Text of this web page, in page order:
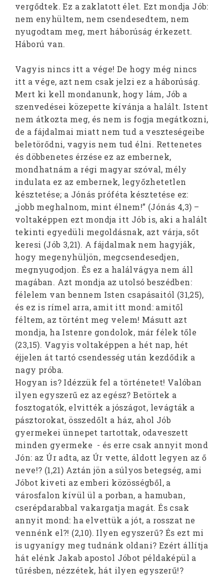
vergődtek. Ez a zaklatott élet. Ezt mondja Jób:
nem enyhültem, nem csendesedtem, nem
nyugodtam meg, mert háborúság érkezett.
Háború van.
Vagyis nincs itt a vége! De hogy még nincs
itt a vége, azt nem csak jelzi ez a háborúság.
Mert ki kell mondanunk, hogy lám, Jób a
szenvedései közepette kívánja a halált. Istent
nem átkozta meg, és nem is fogja megátkozni,
de a fájdalmai miatt nem tud a veszteségeibe
beletörődni, vagyis nem tud élni. Rettenetes
és döbbenetes érzése ez az embernek,
mondhatnám a régi magyar szóval, mély
indulata ez az embernek, legyőzhetetlen
késztetése; a Jónás próféta késztetése ez:
„jobb meghalnom, mint élnem!” (Jónás 4,3) –
voltaképpen ezt mondja itt Jób is, aki a halált
tekinti egyedüli megoldásnak, azt várja, sőt
keresi (Jób 3,21). A fájdalmak nem hagyják,
hogy megenyhüljön, megcsendesedjen,
megnyugodjon. És ez a halálvágya nem áll
magában. Azt mondja az utolsó beszédben:
félelem van bennem Isten csapásaitól (31,25),
és ez is rímel arra, amit itt mond: amitől
féltem, az történt meg velem! Másutt azt
mondja, ha Istenre gondolok, már félek tőle
(23,15). Vagyis voltaképpen a hét nap, hét
éjjelen át tartó csendesség után kezdődik a
nagy próba.
Hogyan is? Idézzük fel a történetet! Valóban
ilyen egyszerű ez az egész? Betörtek a
fosztogatók, elvitték a jószágot, levágták a
pásztorokat, összedőlt a ház, ahol Jób
gyermekei ünnepet tartottak, odaveszett
minden gyermeke - és erre csak annyit mond
Jón: az Úr adta, az Úr vette, áldott legyen az ő
neve!? (1,21) Aztán jön a súlyos betegség, ami
Jóbot kiveti az emberi közösségből, a
városfalon kívül ül a porban, a hamuban,
cserépdarabbal vakargatja magát. És csak
annyit mond: ha elvettük a jót, a rosszat ne
vennénk el?! (2,10). Ilyen egyszerű? És ezt mi
is ugyanígy meg tudnánk oldani? Ezért állítja
hát elénk Jakab apostol Jóbot példaképül a
tűrésben, nézzétek, hát ilyen egyszerű!?